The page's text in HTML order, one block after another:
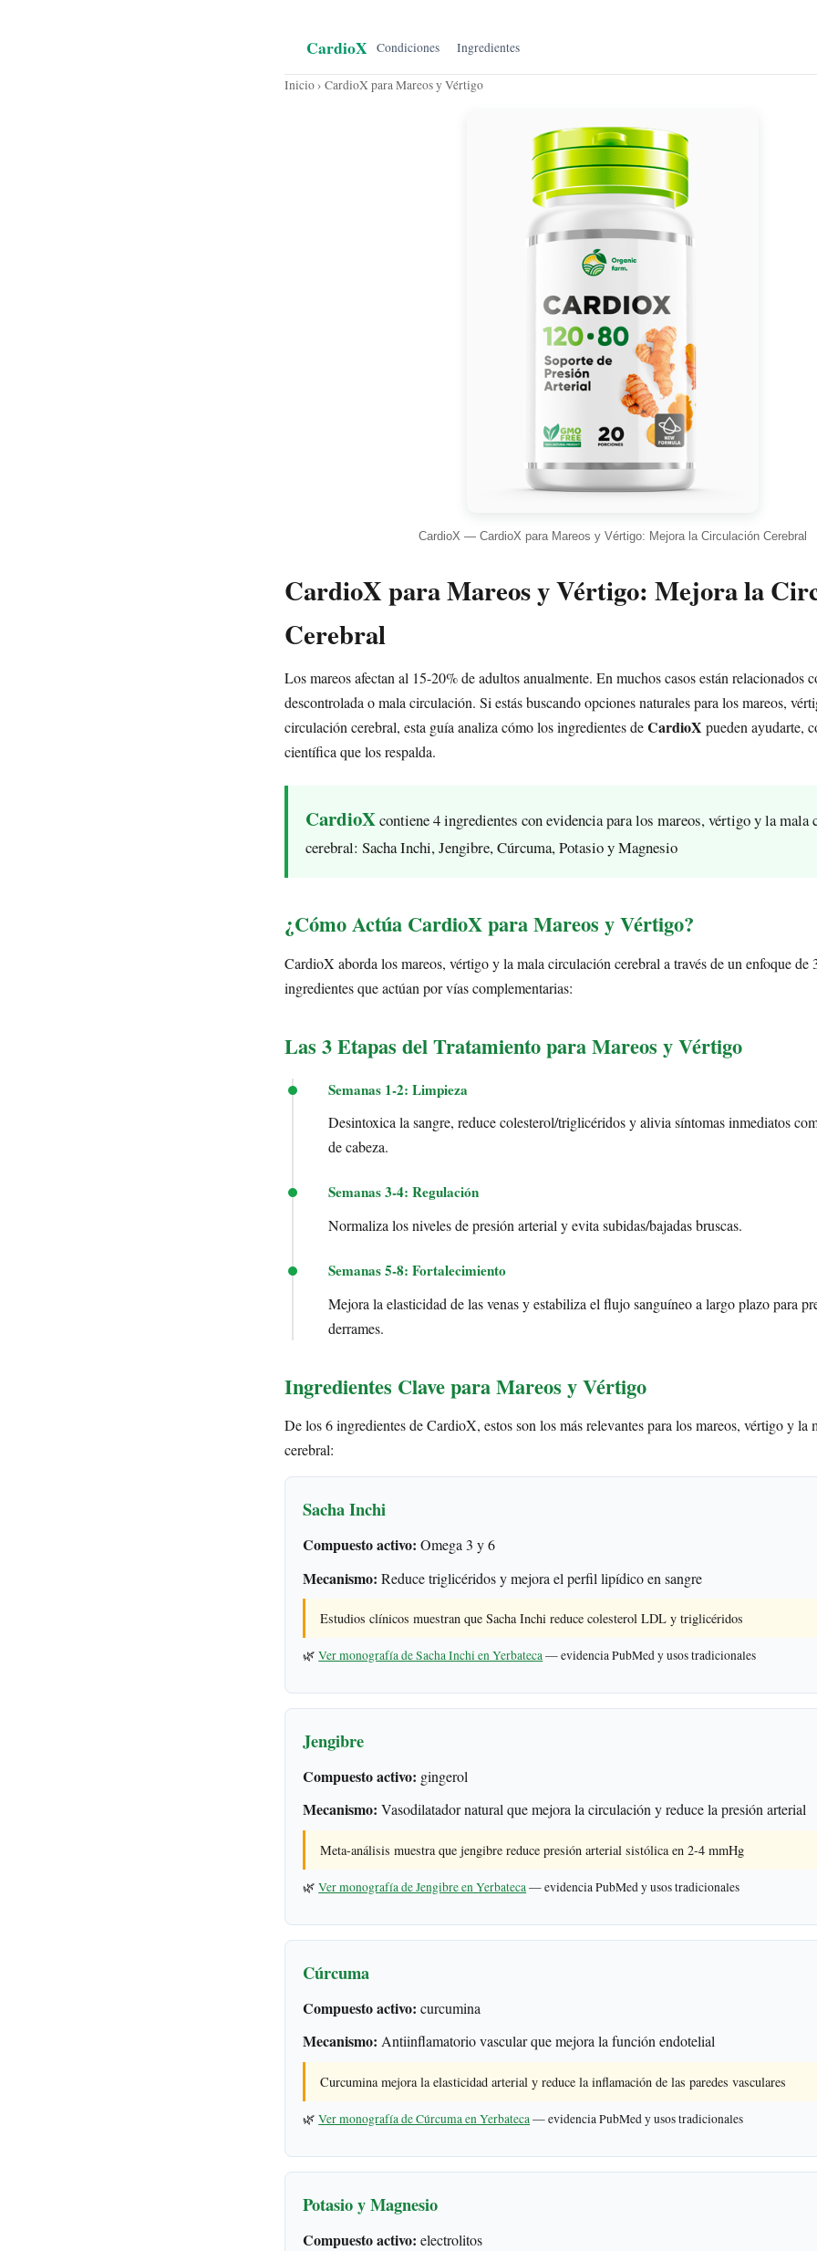
CardioX Condiciones Ingredientes
Inicio› CardioX para Mareos y Vértigo
CardioX — CardioX para Mareos y Vértigo: Mejora la Circulación Cerebral
CardioX para Mareos y Vértigo: Mejora la
Cerebral
Los mareos afectan al 15-20% de adultos anualmente. En muchos casos están relacionados
descontrolada o mala circulación. Si estás buscando opciones naturales para los mareos,
circulación cerebral, esta guía analiza cómo los ingredientes deCardioX pueden ayudarte,
científica que los respalda.
CardioXcontiene 4 ingredientes con evidencia para los mareos, vértigo y la mala
cerebral: Sacha Inchi, Jengibre, Cúrcuma, Potasio y Magnesio
¿Cómo Actúa CardioX para Mareos y Vértigo?
CardioX aborda los mareos, vértigo y la mala circulación cerebral a través de un enfoque de
ingredientes que actúan por vías complementarias:
Las 3 Etapas del Tratamiento para Mareos y Vértigo
Semanas 1-2: Limpieza
Desintoxica la sangre, reduce colesterol/triglicéridos y alivia síntomas inmediatos
de cabeza.
Semanas 3-4: Regulación
Normaliza los niveles de presión arterial y evita subidas/bajadas bruscas.
Semanas 5-8: Fortalecimiento
Mejora la elasticidad de las venas y estabiliza el flujo sanguíneo a largo plazo para
derrames.
Ingredientes Clave para Mareos y Vértigo
De los 6 ingredientes de CardioX, estos son los más relevantes para los mareos, vértigo y la
cerebral:
Sacha Inchi
Compuesto activo: Omega 3 y 6
Mecanismo: Reduce triglicéridos y mejora el perfil lipídico en sangre
Estudios clínicos muestran que Sacha Inchi reduce colesterol LDL y triglicéridos
🌿Ver monografía de Sacha Inchi en Yerbateca— evidencia PubMed y usos tradicionales
Jengibre
Compuesto activo: gingerol
Mecanismo: Vasodilatador natural que mejora la circulación y reduce la presión arterial
Meta-análisis muestra que jengibre reduce presión arterial sistólica en 2-4 mmHg
🌿Ver monografía de Jengibre en Yerbateca— evidencia PubMed y usos tradicionales
Cúrcuma
Compuesto activo: curcumina
Mecanismo: Antiinflamatorio vascular que mejora la función endotelial
Curcumina mejora la elasticidad arterial y reduce la inflamación de las paredes vasculares
🌿Ver monografía de Cúrcuma en Yerbateca— evidencia PubMed y usos tradicionales
Potasio y Magnesio
Compuesto activo: electrolitos